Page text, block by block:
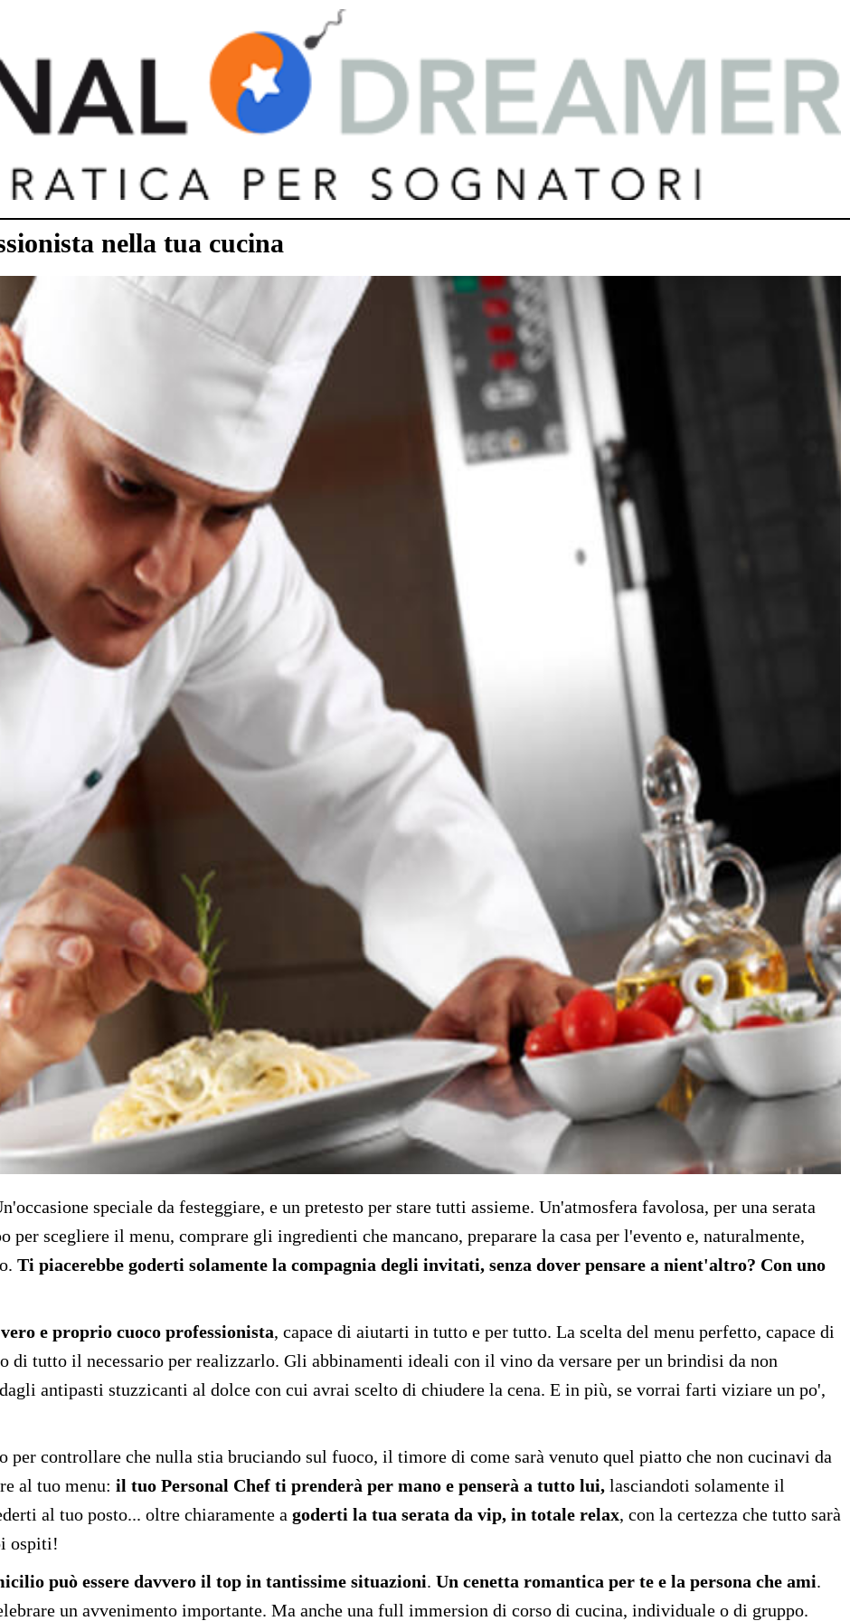
nella tua cucina
speciale da festeggiare, e un pretesto per stare tutti assieme. Un'atmosfera favolosa, per una serata
scegliere il menu, comprare gli ingredienti che mancano, preparare la casa per l'evento e, naturalmente,
Ti piacerebbe goderti solamente la compagnia degli invitati, senza dover pensare a nient'altro? Con uno
e proprio cuoco professionista, capace di aiutarti in tutto e per tutto. La scelta del menu perfetto, capace di
tutto il necessario per realizzarlo. Gli abbinamenti ideali con il vino da versare per un brindisi da non
antipasti stuzzicanti al dolce con cui avrai scelto di chiudere la cena. E in più, se vorrai farti viziare un po',
controllare che nulla stia bruciando sul fuoco, il timore di come sarà venuto quel piatto che non cucinavi da
al tuo menu: il tuo Personal Chef ti prenderà per mano e penserà a tutto lui, lasciandoti solamente il
al tuo posto... oltre chiaramente a goderti la tua serata da vip, in totale relax, con la certezza che tutto sarà
ospiti!
può essere davvero il top in tantissime situazioni. Un cenetta romantica per te e la persona che ami.
un avvenimento importante. Ma anche una full immersion di corso di cucina, individuale o di gruppo.